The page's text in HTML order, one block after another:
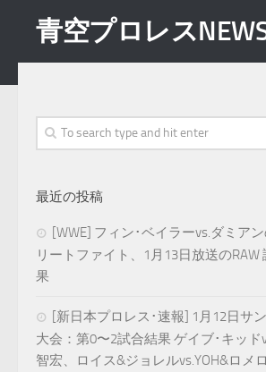
青空プロレス
最近の投稿
[WWE] フィン･ベイラーvs.ダミアン
リートファイト、1月13日放送のRAW
果
[新日本プロレス･速報] 1月12日サ
大会：第0〜2試合結果 ゲイブ･キッド
智宏、ロイス&ジョレルvs.YOH&ロメ